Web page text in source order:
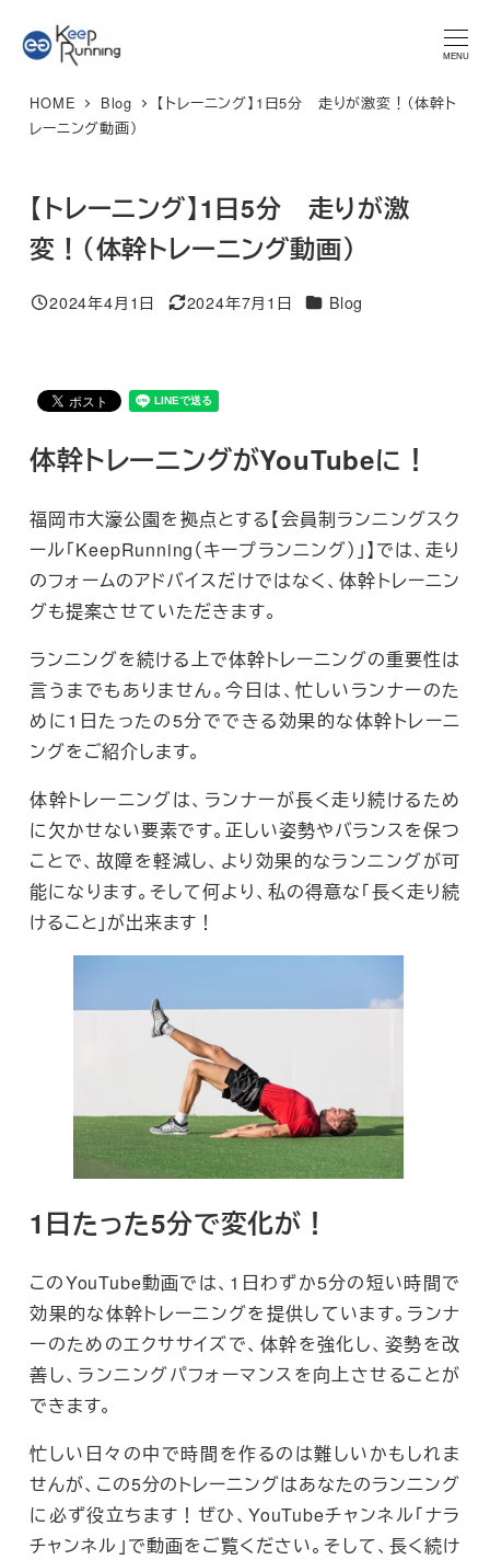
イ
MENU
★マラソンプラン 体験レッスン★ 特別限定価格 3,300円 → ご
予約はこちら
HOME Blog
【トレーニング】1日5分 走りが激変！（体幹ト
レーニング動画）
【トレーニング】1日5分 走りが激
変！（体幹トレーニング動画）
投稿日
2024年4月1日
更新日
2024年7月1日 カテゴリー
Blog
体幹トレーニングがYouTubeに！
福岡市大濠公園を拠点とする【会員制ランニングスク
ール「KeepRunning（キープランニング）」】では、走り
のフォームのアドバイスだけではなく、体幹トレーニン
グも提案させていただきます。
ランニングを続ける上で体幹トレーニングの重要性は
言うまでもありません。今日は、忙しいランナーのた
めに1日たったの5分でできる効果的な体幹トレーニ
ングをご紹介します。
体幹トレーニングは、ランナーが長く走り続けるため
に欠かせない要素です。正しい姿勢やバランスを保つ
ことで、故障を軽減し、より効果的なランニングが可
能になります。そして何より、私の得意な「長く走り続
けること」が出来ます！
1日たった5分で変化が！
このYouTube動画では、1日わずか5分の短い時間で
効果的な体幹トレーニングを提供しています。ランナ
ーのためのエクササイズで、体幹を強化し、姿勢を改
善し、ランニングパフォーマンスを向上させることが
できます。
忙しい日々の中で時間を作るのは難しいかもしれま
せんが、この5分のトレーニングはあなたのランニング
に必ず役立ちます！ぜひ、YouTubeチャンネル「ナラ
チャンネル」で動画をご覧ください。そして、長く続け